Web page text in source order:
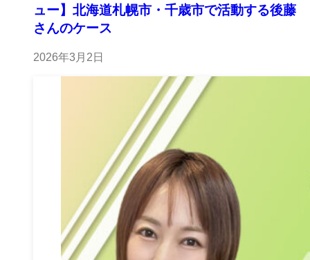
ュー】北海道札幌市・千歳市で活動する後藤
さんのケース
2026年3月2日